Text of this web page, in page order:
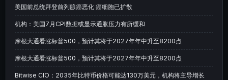
美国前总统拜登前列腺癌恶化 癌细胞已扩散
机构：美国7月CPI数据或显示通胀压力有所缓和
摩根大通看涨标普500，预计其将于2027年年中升至8200点
摩根大通看涨标普500，预计其将于2027年年中升至8200点
Bitwise CIO：2035年比特币价格可能达130万美元，机构将主导增长